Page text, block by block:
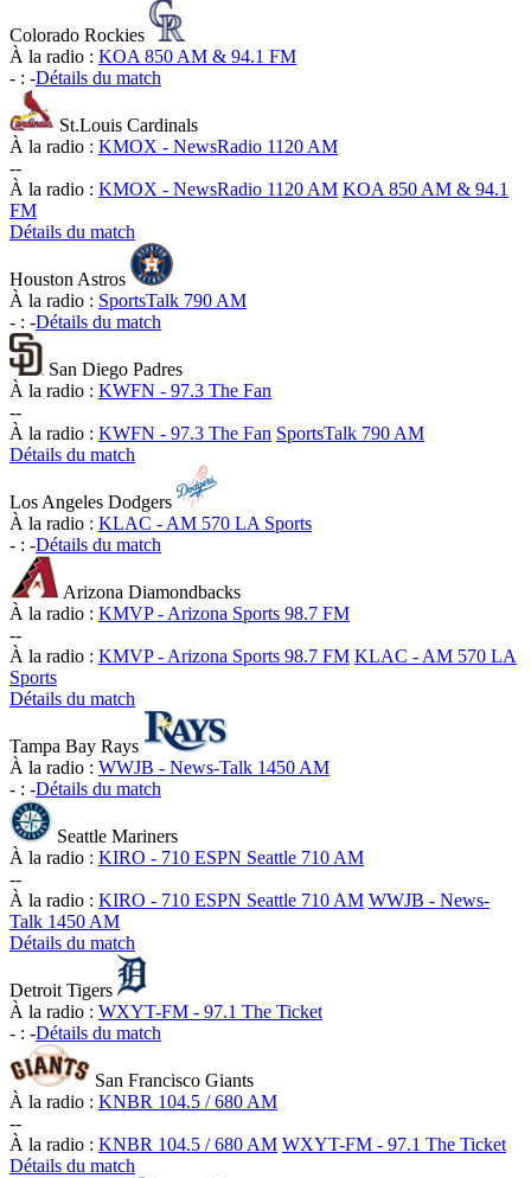
Colorado Rockies
À la radio : KOA 850 AM & 94.1 FM
- : -Détails du match
St.Louis Cardinals
À la radio : KMOX - NewsRadio 1120 AM
--
À la radio : KMOX - NewsRadio 1120 AM KOA 850 AM & 94.1
FM
Détails du match
Houston Astros
À la radio : SportsTalk 790 AM
- : -Détails du match
San Diego Padres
À la radio : KWFN - 97.3 The Fan
--
À la radio : KWFN - 97.3 The Fan SportsTalk 790 AM
Détails du match
Los Angeles Dodgers
À la radio : KLAC - AM 570 LA Sports
- : -Détails du match
Arizona Diamondbacks
À la radio : KMVP - Arizona Sports 98.7 FM
--
À la radio : KMVP - Arizona Sports 98.7 FM KLAC - AM 570 LA
Sports
Détails du match
Tampa Bay Rays
À la radio : WWJB - News-Talk 1450 AM
- : -Détails du match
Seattle Mariners
À la radio : KIRO - 710 ESPN Seattle 710 AM
--
À la radio : KIRO - 710 ESPN Seattle 710 AM WWJB - News-
Talk 1450 AM
Détails du match
Detroit Tigers
À la radio : WXYT-FM - 97.1 The Ticket
- : -Détails du match
San Francisco Giants
À la radio : KNBR 104.5 / 680 AM
--
À la radio : KNBR 104.5 / 680 AM WXYT-FM - 97.1 The Ticket
Détails du match